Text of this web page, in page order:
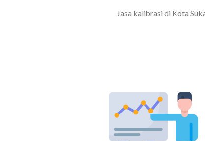
Jasa kalibrasi di Kota